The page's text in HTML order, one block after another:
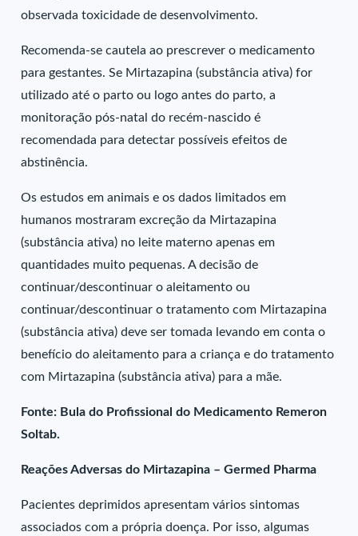
observada toxicidade de desenvolvimento.
Recomenda-se cautela ao prescrever o medicamento
para gestantes. Se Mirtazapina (substância ativa) for
utilizado até o parto ou logo antes do parto, a
monitoração pós-natal do recém-nascido é
recomendada para detectar possíveis efeitos de
abstinência.
Os estudos em animais e os dados limitados em
humanos mostraram excreção da Mirtazapina
(substância ativa) no leite materno apenas em
quantidades muito pequenas. A decisão de
continuar/descontinuar o aleitamento ou
continuar/descontinuar o tratamento com Mirtazapina
(substância ativa) deve ser tomada levando em conta o
benefício do aleitamento para a criança e do tratamento
com Mirtazapina (substância ativa) para a mãe.
Fonte: Bula do Profissional do Medicamento Remeron
Soltab.
Reações Adversas do Mirtazapina – Germed Pharma
Pacientes deprimidos apresentam vários sintomas
associados com a própria doença. Por isso, algumas